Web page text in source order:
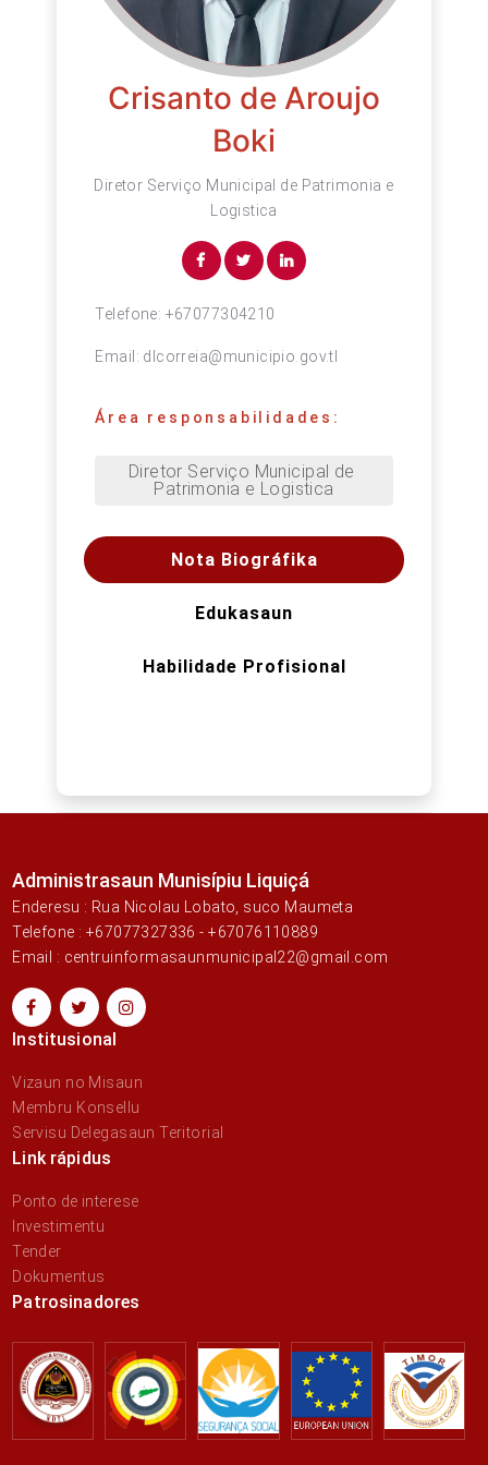
Crisanto de Aroujo
Boki
Diretor Serviço Municipal de Patrimonia e
Logistica
Telefone: +67077304210
Email: dlcorreia@municipio.gov.tl
Área responsabilidades:
Diretor Serviço Municipal de
Patrimonia e Logistica
Nota Biográfika
Edukasaun
Habilidade Profisional
Administrasaun Munisípiu Liquiçá
Enderesu : Rua Nicolau Lobato, suco Maumeta
Telefone : +67077327336 - +67076110889
Email : centruinformasaunmunicipal22@gmail.com
Institusional
Vizaun no Misaun
Membru Konsellu
Servisu Delegasaun Teritorial
Link rápidus
Ponto de interese
Investimentu
Tender
Dokumentus
Patrosinadores